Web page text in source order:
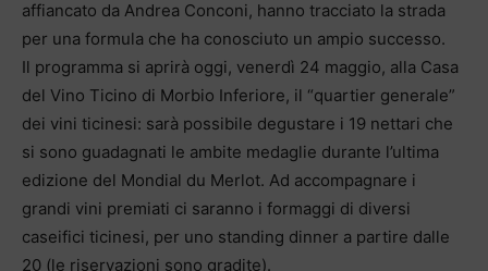
affiancato da Andrea Conconi, hanno tracciato la strada
per una formula che ha conosciuto un ampio successo.
Il programma si aprirà oggi, venerdì 24 maggio, alla Casa
del Vino Ticino di Morbio Inferiore, il “quartier generale”
dei vini ticinesi: sarà possibile degustare i 19 nettari che
si sono guadagnati le ambite medaglie durante l’ultima
edizione del Mondial du Merlot. Ad accompagnare i
grandi vini premiati ci saranno i formaggi di diversi
caseifici ticinesi, per uno standing dinner a partire dalle
20 (le riservazioni sono gradite).